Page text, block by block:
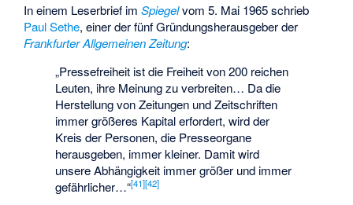
In einem Leserbrief imSpiegelvom 5. Mai 1965 schrieb
Paul Sethe, einer der fünf Gründungsherausgeber der
Frankfurter Allgemeinen Zeitung:
„Pressefreiheit ist die Freiheit von 200 reichen
Leuten, ihre Meinung zu verbreiten… Da die
Herstellung von Zeitungen und Zeitschriften
immer größeres Kapital erfordert, wird der
Kreis der Personen, die Presseorgane
herausgeben, immer kleiner. Damit wird
unsere Abhängigkeit immer größer und immer
gefährlicher…“[41][42]